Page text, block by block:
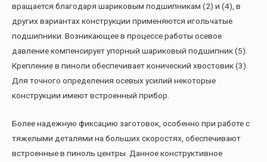
вращается благодаря шариковым подшипникам (2) и (4), в
других вариантах конструкции применяются игольчатые
подшипники. Возникающее в процессе работы осевое
давление компенсирует упорный шариковый подшипник (5).
Крепление в пиноли обеспечивает конический хвостовик (3).
Для точного определения осевых усилий некоторые
конструкции имеют встроенный прибор.
Более надежную фиксацию заготовок, особенно при работе с
тяжелыми деталями на больших скоростях, обеспечивают
встроенные в пиноль центры. Данное конструктивное